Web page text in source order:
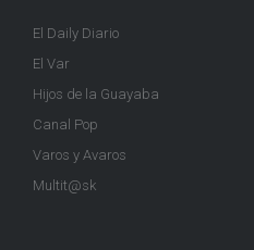
El Daily Diario
El Var
Hijos de la Guayaba
Canal Pop
Varos y Avaros
Multit@sk